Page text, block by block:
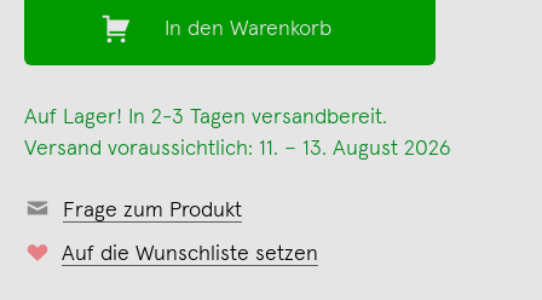
In den Warenkorb
Auf Lager! In 2-3 Tagen versandbereit.
Versand voraussichtlich: 11. – 13. August 2026
Frage zum Produkt
Auf die Wunschliste setzen